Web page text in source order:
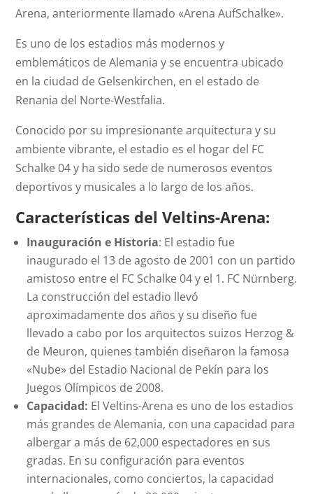
Arena, anteriormente llamado «Arena AufSchalke».
Es uno de los estadios más modernos y
emblemáticos de Alemania y se encuentra ubicado
en la ciudad de Gelsenkirchen, en el estado de
Renania del Norte-Westfalia.
Conocido por su impresionante arquitectura y su
ambiente vibrante, el estadio es el hogar del FC
Schalke 04 y ha sido sede de numerosos eventos
deportivos y musicales a lo largo de los años.
Características del Veltins-Arena:
Inauguración e Historia: El estadio fue
inaugurado el 13 de agosto de 2001 con un partido
amistoso entre el FC Schalke 04 y el 1. FC Nürnberg.
La construcción del estadio llevó
aproximadamente dos años y su diseño fue
llevado a cabo por los arquitectos suizos Herzog &
de Meuron, quienes también diseñaron la famosa
«Nube» del Estadio Nacional de Pekín para los
Juegos Olímpicos de 2008.
Capacidad: El Veltins-Arena es uno de los estadios
más grandes de Alemania, con una capacidad para
albergar a más de 62,000 espectadores en sus
gradas. En su configuración para eventos
internacionales, como conciertos, la capacidad